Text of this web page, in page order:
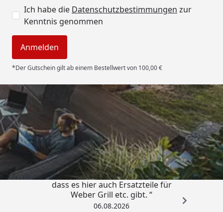
Ich habe die Datenschutzbestimmungen zur
Kenntnis genommen
Anmelden
*Der Gutschein gilt ab einem Bestellwert von 100,00 €
Trusted Shops
4,85/ 5
„Schnell und zuverlässig! Schön,
dass es hier auch Ersatzteile für
Weber Grill etc. gibt. “
06.08.2026